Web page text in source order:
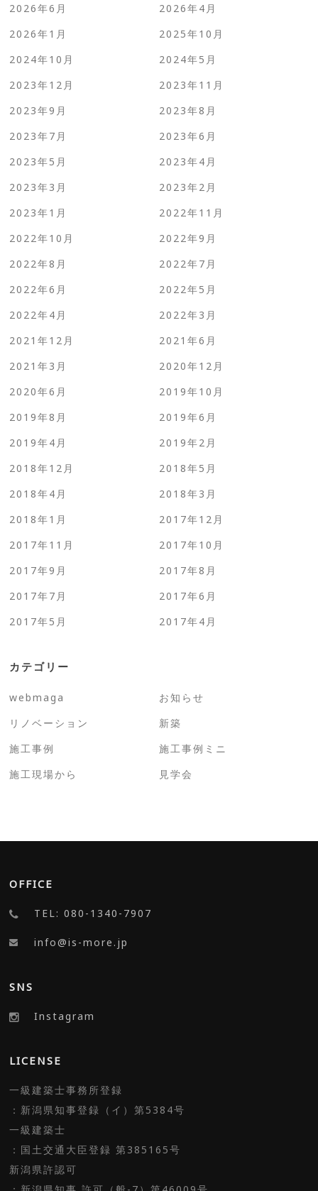
2026年6月
2026年4月
2026年1月
2025年10月
2024年10月
2024年5月
2023年12月
2023年11月
2023年9月
2023年8月
2023年7月
2023年6月
2023年5月
2023年4月
2023年3月
2023年2月
2023年1月
2022年11月
2022年10月
2022年9月
2022年8月
2022年7月
2022年6月
2022年5月
2022年4月
2022年3月
2021年12月
2021年6月
2021年3月
2020年12月
2020年6月
2019年10月
2019年8月
2019年6月
2019年4月
2019年2月
2018年12月
2018年5月
2018年4月
2018年3月
2018年1月
2017年12月
2017年11月
2017年10月
2017年9月
2017年8月
2017年7月
2017年6月
2017年5月
2017年4月
カテゴリー
webmaga
お知らせ
リノベーション
新築
施工事例
施工事例ミニ
施工現場から
見学会
OFFICE
TEL: 080-1340-7907
info@is-more.jp
SNS
Instagram
LICENSE
一級建築士事務所登録
：新潟県知事登録（イ）第5384号
一級建築士
：国土交通大臣登録 第385165号
新潟県許認可